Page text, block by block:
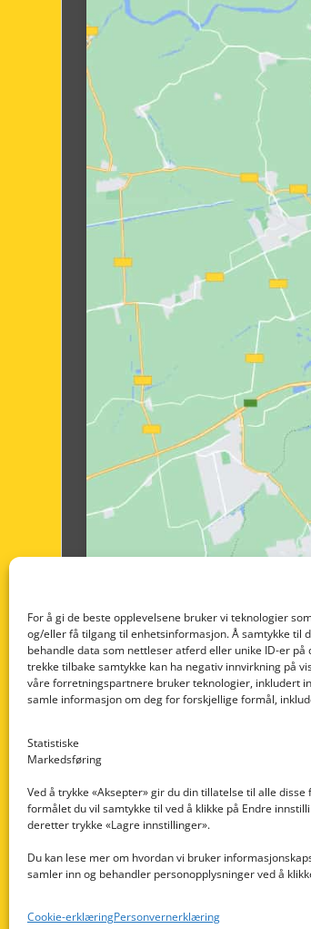
For å gi de beste opplevelsene bruker vi teknologier
og/eller få tilgang til enhetsinformasjon. Å samtykke til
behandle data som nettleser atferd eller unike ID-er
trekke tilbake samtykke kan ha negativ innvirkning på
våre forretningspartnere bruker teknologier, inkludert
samle informasjon om deg for forskjellige formål,
Statistiske
Markedsføring
Ved å trykke «Aksepter» gir du din tillatelse til alle
formålet du vil samtykke til ved å klikke på Endre
deretter trykke «Lagre innstillinger».
Du kan lese mer om hvordan vi bruker
samler inn og behandler personopplysninger ved å
Cookie-erklæringPersonvernerklæring
Nedre Nøttveit 60, 5238 Rådal
Org. nr: 996430022